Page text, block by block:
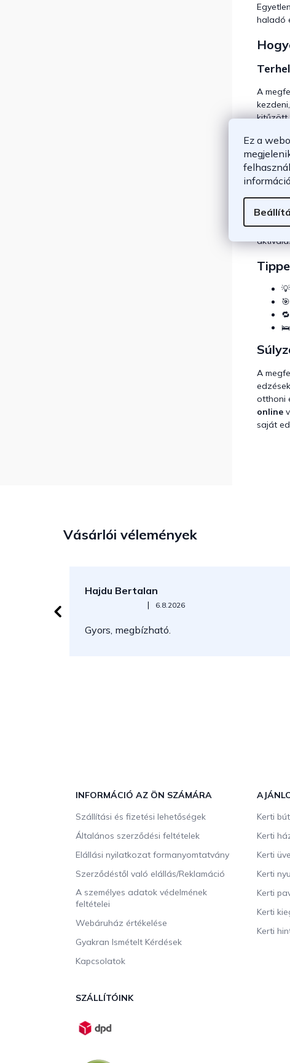
Ez a
információ
haladó
A
kitűzött
A teljes
💡
🎯
🔁
🛌
A
otthoni
online
saját
Vásárlói vélemények
Hajdu Bertalan
Az áruház értékelése 5-ből 5 csillag.
| 6.8.2026
Gyors, megbízható.
INFORMÁCIÓ AZ ÖN SZÁMÁRA
Szállítási és fizetési lehetőségek
Általános szerződési feltételek
Elállási nyilatkozat formanyomtatvány
Szerződéstől való elállás/Reklamáció
A személyes adatok védelmének
feltételei
Webáruház értékelése
Gyakran Ismételt Kérdések
Kapcsolatok
Kerti
Kerti
Kerti
Kerti
Kerti
Kerti
Kerti
SZÁLLÍTÓINK